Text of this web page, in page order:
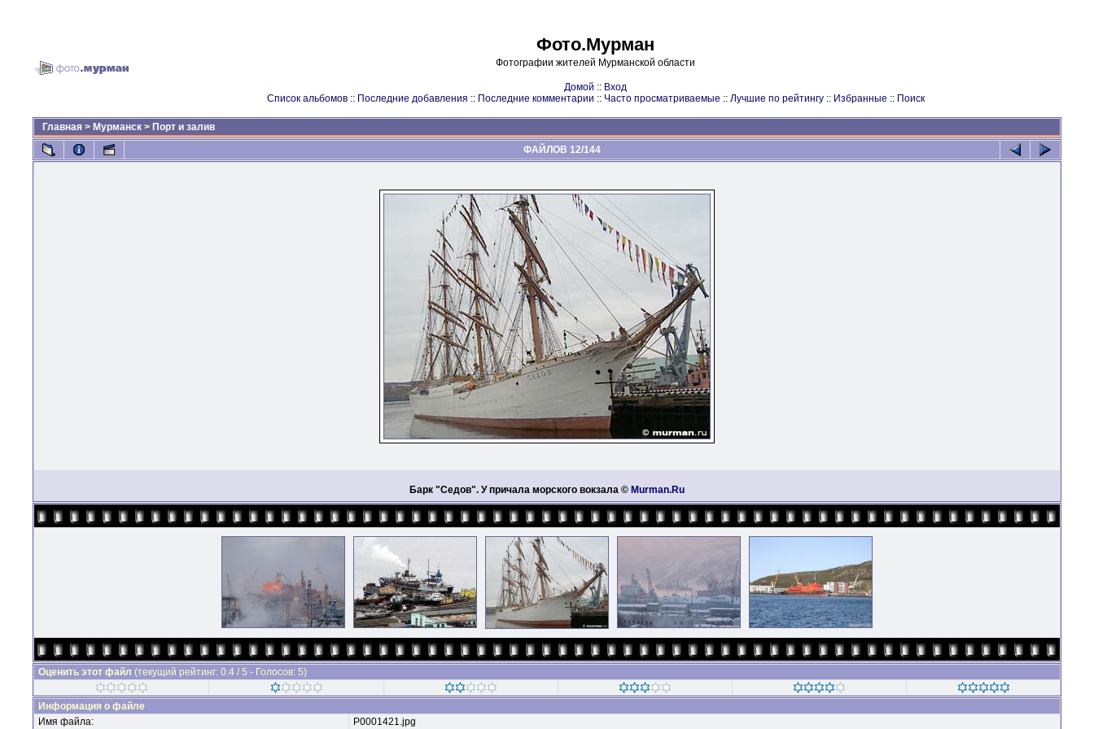
Фото.Мурман
Фотографии жителей Мурманской области
Домой :: Вход
Список альбомов:: Последние добавления :: Последние комментарии :: Часто просматриваемые :: Лучшие по рейтингу:: Избранные :: Поиск
Главная > Мурманск > Порт и залив
ФАЙЛОВ 12/144
Барк "Седов". У причала морского вокзала © Murman.Ru
Оценить этот файл (текущий рейтинг: 0.4 / 5 - Голосов: 5)
Информация о файле
Имя файла:
P0001421.jpg